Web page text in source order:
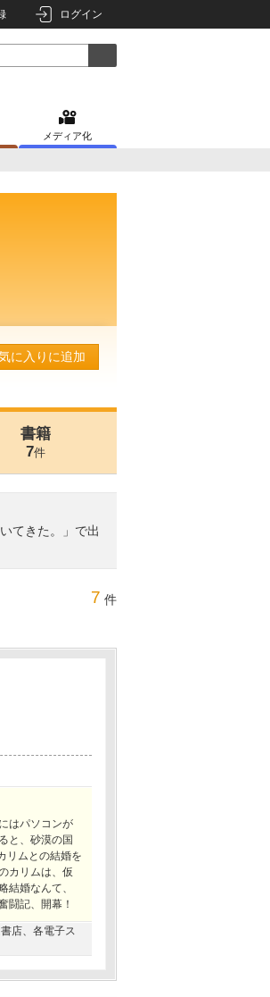
ログイン
メディア化
に入りに追加
書籍
7件
てきた。」で出
7 件
はパソコンが
と、砂漠の国
リムとの結婚を
カリムは、仮
婚なんて、
闘記、開幕！
店、各電子ス